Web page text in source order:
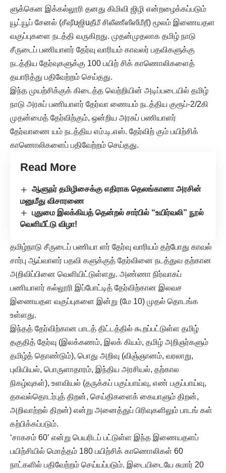
ளுக்கென இக்கல்லூரி தனது கிமிவி ஜிழி என்றழைக்கப்படும்
யூட்யூப் சேனல் (சீஷீuஜிuதீமீ சிலீணீஸீஸீமீறீ) மூலம் இணையதள
வகுப்புகளை நடத்தி வருகிறது. முதன்முதலாக தமிழ் நாடு
சீருடைப் பணியாளர் தேர்வு வாரியம் காவலர் பதவிகளுக்கு
நடத்திய தேர்வுகளுக்கு 100 பயிற் சிக் காணொலிகளைத்
தயாரித்து பதிவேற்றம் செய்தது.
இந்த முயற்சிக்குக் கிடைத்த வெற்றியின் அடிப்படையில் தமிழ்
நாடு அரசுப் பணியாளர் தேர்வா ணையம் நடத்திய குரூப்-2/2கி
முதன்மைத் தேர்விற்கும், ஒன்றிய அரசுப் பணியாளர்
தேர்வாணை யம் நடத்திய எம்.டி.எஸ். தேர்விற் கும் பயிற்சிக்
காணொலிகளைப் பதிவேற்றம் செய்தது.
Read More
ஆளுநர் தமிழிசைக்கு எதிராக தெலங்கானா அரசின்
மனுமீது விசாரணை
புதுமை இலக்கியத் தென்றல் சார்பில் “உயிர்வலி” நூல்
வெளியீட்டு விழா!
தமிழ்நாடு சீருடைப் பணியா ளர் தேர்வு வாரியம் தற்போது காவல்
சார்பு ஆய்வாளர் பதவி களுக்குத் தேர்வினை நடத்துவ தற்கான
அறிவிப்பினை வெளியிட்டுள்ளது. அண்ணா நிர்வாகப்
பணியாளர் கல்லூரி இப்போட்டித் தேர்விற்கான இலவச
இணையதள வகுப்புகளை இன்று (மே 10) முதல் தொடங்க
உள்ளது.
இந்தத் தேர்விற்கான பாடத் திட்டத்தில் கூறப்பட்டுள்ள தமிழ்
தகுதித் தேர்வு (இலக்கணம், இலக் கியம், தமிழ் அறிஞர்களும்
தமிழ்த் தொண்டும்), பொது அறிவு (விஞ்ஞானம், வரலாறு,
புவியியல், பொருளாதாரம், இந்திய அரசியல், தற்கால
நிகழ்வுகள்), உளவியல் (தருக்கப் பகுப்பாய்வு, எண் பகுப்பாய்வு,
தகவல்தொடர்புத் திறன், செய்திகளைக் கையாளும் திறன்,
அறிவாற்றல் திறன்) என்று அனைத்துப் பிரிவுகளிலும் பாடங் கள்
கற்பிக்கப்படும்.
‘சாகசம் 60’ என்று பெயரிடப் பட்டுள்ள இந்த இணையதளப்
பயிற்சியில் மொத்தம் 180 பயிற்சிக் காணொலிகள் 60
நாட்களில் பதிவேற்றம் செய்யப்படும். இடையிடையே சுமார் 20